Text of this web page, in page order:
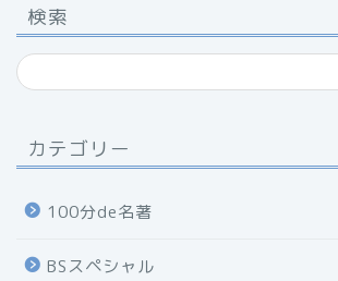
検索
カテゴリー
100分de名著
BSスペシャル